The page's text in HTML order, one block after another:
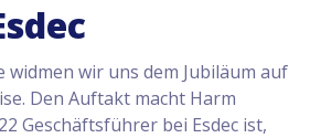
wir uns dem Jubiläum auf
Den Auftakt macht Harm
Geschäftsführer bei Esdec ist,